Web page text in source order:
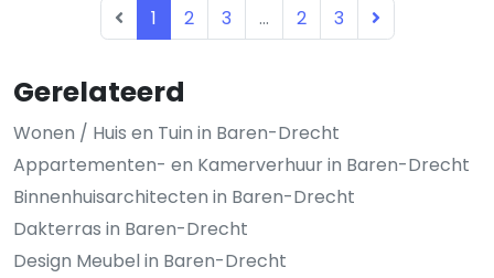
Gerelateerd
Wonen / Huis en Tuin in Baren-Drecht
Appartementen- en Kamerverhuur in Baren-Drecht
Binnenhuisarchitecten in Baren-Drecht
Dakterras in Baren-Drecht
Design Meubel in Baren-Drecht
1 2 3 ... 2 3